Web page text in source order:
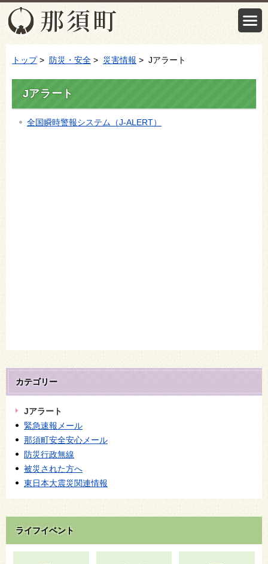
トップ> 防災・安全 > 災害情報 > Jアラート
Jアラート
全国瞬時警報システム（J-ALERT）
カテゴリー
Jアラート
緊急速報メール
那須町安全安心メール
防災行政無線
被災された方へ
東日本大震災関連情報
ライフイベント